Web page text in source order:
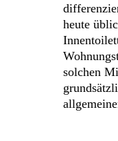
heute
solchen